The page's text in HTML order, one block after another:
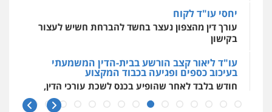
יחסי עו"ד לקוח
עורך דין מהצפון נעצר בחשד להברחת חשיש לעצור
בקישון
עו"ד ליאור קצב הורשע בבית-הדין המשמעתי
בעיכוב כספים ופגיעה בכבוד המקצוע
חודש בלבד לאחר שהופיע בכנס לשכת עורכי הדין,